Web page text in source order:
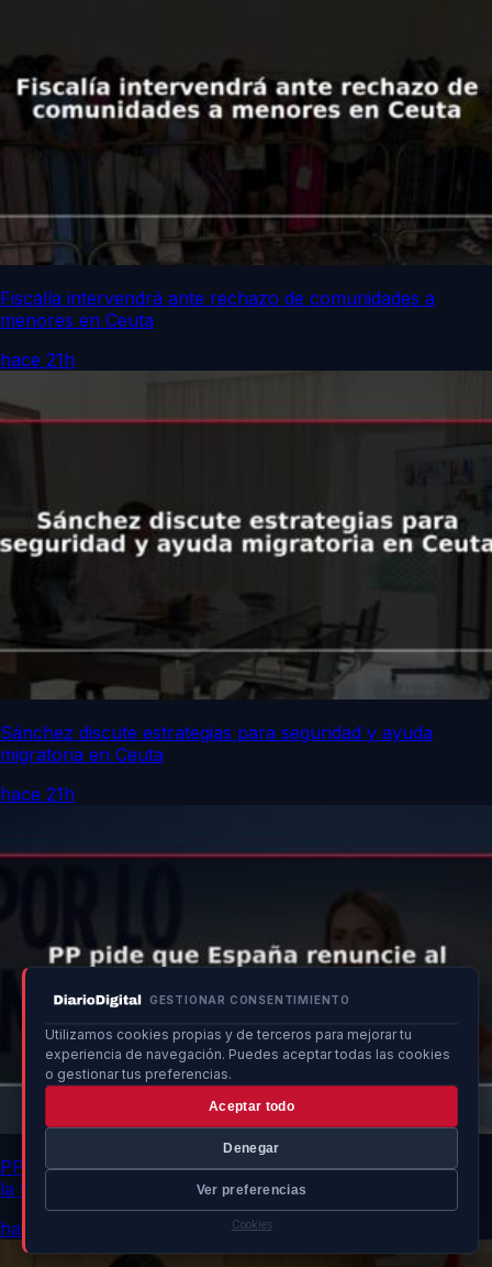
GESTIONAR CONSENTIMIENTO
Utilizamos cookies propias y de terceros para mejorar tu
experiencia de navegación. Puedes aceptar todas las cookies
o gestionar tus preferencias.
Aceptar todo
Denegar
Ver preferencias
Cookies
Fiscalía intervendrá ante rechazo de comunidades a
menores en Ceuta
hace 21h
Sánchez discute estrategias para seguridad y ayuda
migratoria en Ceuta
hace 21h
PP pide que España renuncie al Mundial 2030 si no tiene
la final
hace 21h